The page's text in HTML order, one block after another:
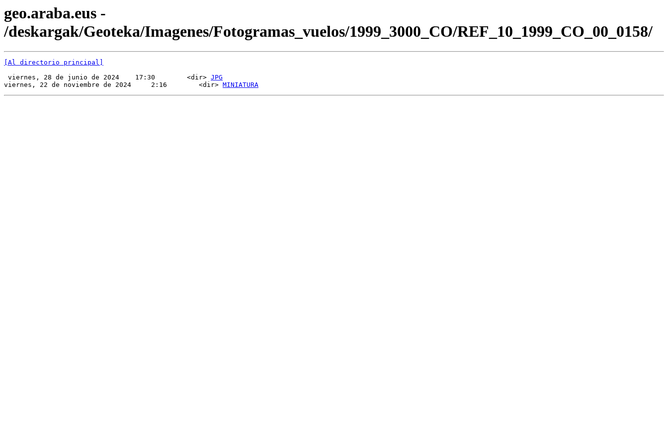
geo.araba.eus -
/deskargak/Geoteka/Imagenes/Fotogramas_vuelos/1999_3000_CO/REF_10_1999_CO_00_0158/
[Al directorio principal]
viernes, 28 de junio de 2024    17:30        <dir> JPG
viernes, 22 de noviembre de 2024     2:16        <dir> MINIATURA